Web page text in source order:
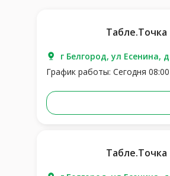
Табле.Точка
г Белгород, ул Есенина,
График работы: Сегодня
Табле.Точка